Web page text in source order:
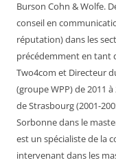
Burson Cohn & Wolfe.
conseil en
réputation) dans les
précédemment en tant
Two4com et Directeur
(groupe WPP) de 2011
de Strasbourg (2001-
Sorbonne dans le
est un spécialiste de la
intervenant dans les